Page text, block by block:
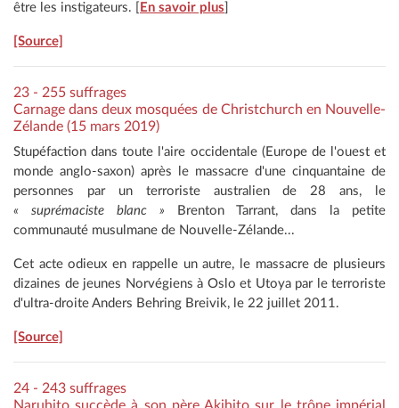
être les instigateurs. [
En savoir plus
[Source]
23 - 255 suffrages
Carnage dans deux mosquées de Christchurch en Nouvelle-
Zélande (15 mars 2019)
Stupéfaction dans toute l'aire occidentale (Europe de l'ouest et
monde anglo-saxon) après le massacre d'une cinquantaine de
personnes par un terroriste australien de 28 ans, le
« suprémaciste blanc » Brenton Tarrant, dans la petite
communauté musulmane de Nouvelle-Zélande...
Cet acte odieux en rappelle un autre, le massacre de plusieurs
dizaines de jeunes Norvégiens à Oslo et Utoya par le terroriste
d'ultra-droite Anders Behring Breivik, le 22 juillet 2011.
[Source]
24 - 243 suffrages